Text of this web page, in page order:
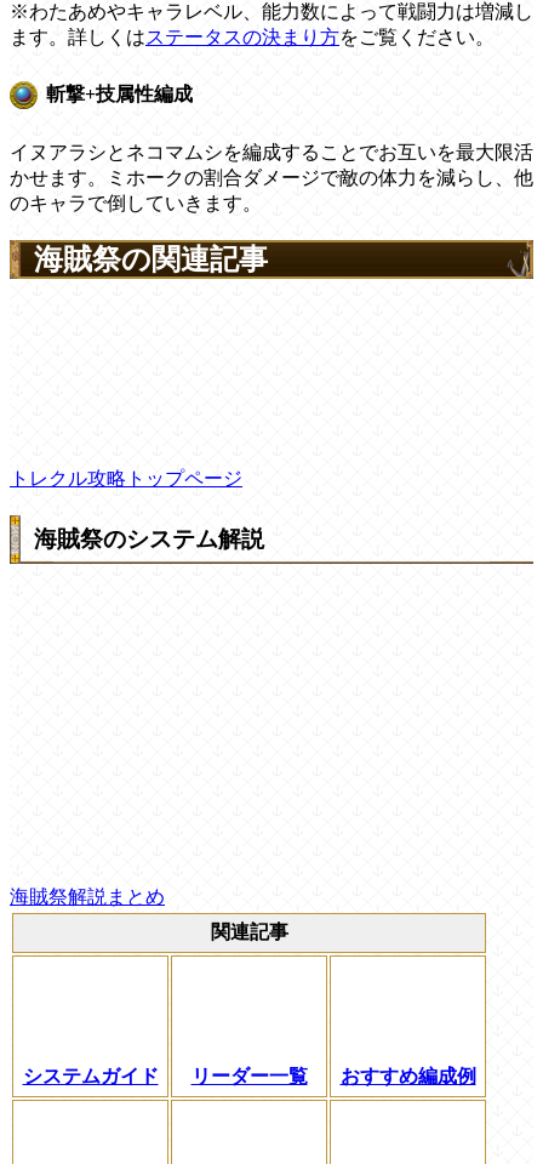
※わたあめやキャラレベル、能力数によって戦闘力は増減し
ます。詳しくはステータスの決まり方をご覧ください。
斬撃+技属性編成
イヌアラシとネコマムシを編成することでお互いを最大限活
かせます。ミホークの割合ダメージで敵の体力を減らし、他
のキャラで倒していきます。
海賊祭の関連記事
トレクル攻略トップページ
海賊祭のシステム解説
海賊祭解説まとめ
関連記事
システムガイド リーダー一覧 おすすめ編成例